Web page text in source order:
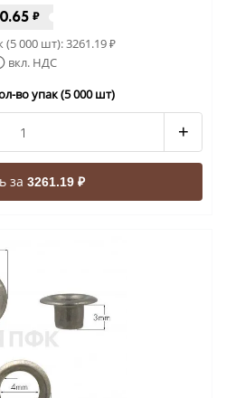
0.65 ₽
(5 000 шт):3261.19₽
вкл. НДС
во упак (5 000 шт)
+
за 3261.19 ₽